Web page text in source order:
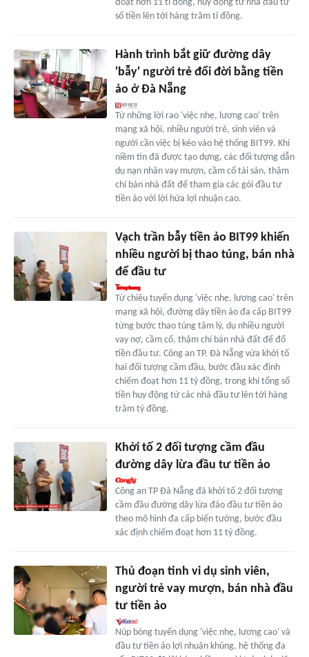
đoạt hơn 11 tỉ đồng, huy động từ nhà đầu tư
số tiền lên tới hàng trăm tỉ đồng.
Hành trình bắt giữ đường dây
'bẫy' người trẻ đổi đời bằng tiền
ảo ở Đà Nẵng
Từ những lời rao 'việc nhẹ, lương cao' trên
mạng xã hội, nhiều người trẻ, sinh viên và
người cần việc bị kéo vào hệ thống BIT99. Khi
niềm tin đã được tạo dựng, các đối tượng dẫn
dụ nạn nhân vay mượn, cầm cố tài sản, thậm
chí bán nhà đất để tham gia các gói đầu tư
tiền ảo với lời hứa lợi nhuận cao.
Vạch trần bẫy tiền ảo BIT99 khiến
nhiều người bị thao túng, bán nhà
để đầu tư
Từ chiêu tuyển dụng 'việc nhẹ, lương cao' trên
mạng xã hội, đường dây tiền ảo đa cấp BIT99
từng bước thao túng tâm lý, dụ nhiều người
vay nợ, cầm cố, thậm chí bán nhà đất để đổ
tiền đầu tư. Công an TP. Đà Nẵng vừa khởi tố
hai đối tượng cầm đầu, bước đầu xác định
chiếm đoạt hơn 11 tỷ đồng, trong khi tổng số
tiền huy động từ các nhà đầu tư lên tới hàng
trăm tỷ đồng.
Khởi tố 2 đối tượng cầm đầu
đường dây lừa đầu tư tiền ảo
Công an TP Đà Nẵng đã khởi tố 2 đối tượng
cầm đầu đường dây lừa đảo đầu tư tiền ảo
theo mô hình đa cấp biến tướng, bước đầu
xác định chiếm đoạt hơn 11 tỷ đồng.
Thủ đoạn tinh vi dụ sinh viên,
người trẻ vay mượn, bán nhà đầu
tư tiền ảo
Núp bóng tuyển dụng 'việc nhẹ, lương cao' và
đầu tư tiền ảo lợi nhuận khủng, hệ thống đa